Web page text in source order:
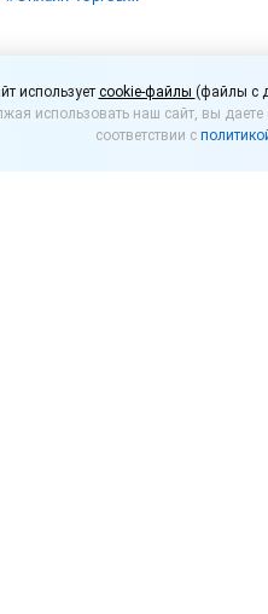
использует cookie-файлы (файлы с
использовать наш сайт, вы
соответствии с